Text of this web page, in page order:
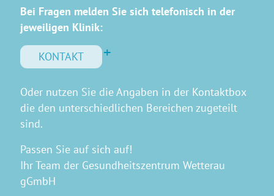
Bei Fragen melden Sie sich telefonisch in der
jeweiligen Klinik:
KONTAKT
Oder nutzen Sie die Angaben in der Kontaktbox
die den unterschiedlichen Bereichen zugeteilt
sind.
Passen Sie auf sich auf!
Ihr Team der Gesundheitszentrum Wetterau
gGmbH